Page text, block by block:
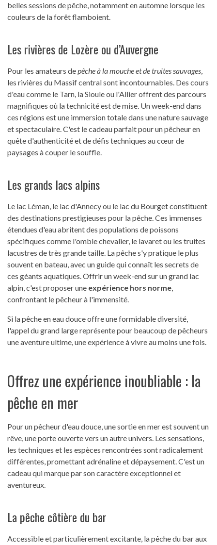
belles sessions de pêche, notamment en automne lorsque les
couleurs de la forêt flamboient.
Les rivières de Lozère ou d’Auvergne
Pour les amateurs depêche à la mouche et de truites sauvages,
les rivières du Massif central sont incontournables. Des cours
d'eau comme le Tarn, la Sioule ou l'Allier offrent des parcours
magnifiques où la technicité est de mise. Un week-end dans
ces régions est une immersion totale dans une nature sauvage
et spectaculaire. C'est le cadeau parfait pour un pêcheur en
quête d'authenticité et de défis techniques au cœur de
paysages à couper le souffle.
Les grands lacs alpins
Le lac Léman, le lac d'Annecy ou le lac du Bourget constituent
des destinations prestigieuses pour la pêche. Ces immenses
étendues d'eau abritent des populations de poissons
spécifiques comme l'omble chevalier, le lavaret ou les truites
lacustres de très grande taille. La pêche s'y pratique le plus
souvent en bateau, avec un guide qui connaît les secrets de
ces géants aquatiques. Offrir un week-end sur un grand lac
alpin, c'est proposer une expérience hors norme,
confrontant le pêcheur à l'immensité.
Si la pêche en eau douce offre une formidable diversité,
l'appel du grand large représente pour beaucoup de pêcheurs
une aventure ultime, une expérience à vivre au moins une fois.
Offrez une expérience inoubliable : la
pêche en mer
Pour un pêcheur d'eau douce, une sortie en mer est souvent un
rêve, une porte ouverte vers un autre univers. Les sensations,
les techniques et les espèces rencontrées sont radicalement
différentes, promettant adrénaline et dépaysement. C'est un
cadeau qui marque par son caractère exceptionnel et
aventureux.
La pêche côtière du bar
Accessible et particulièrement excitante, la pêche du bar aux